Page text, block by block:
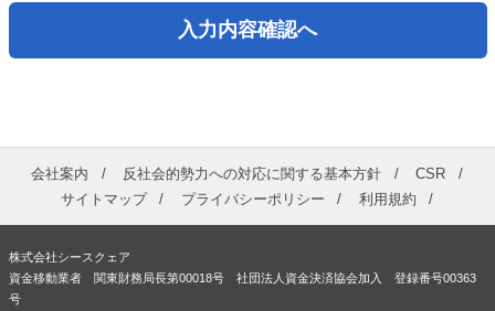
入力内容確認へ
会社案内 反社会的勢力への対応に関する基本方針
CSR
サイトマップ
プライバシーポリシー 利用規約
株式会社シースクェア
資金移動業者 関東財務局長第00018号 社団法人資金決済協会加入 登録番号00363
号